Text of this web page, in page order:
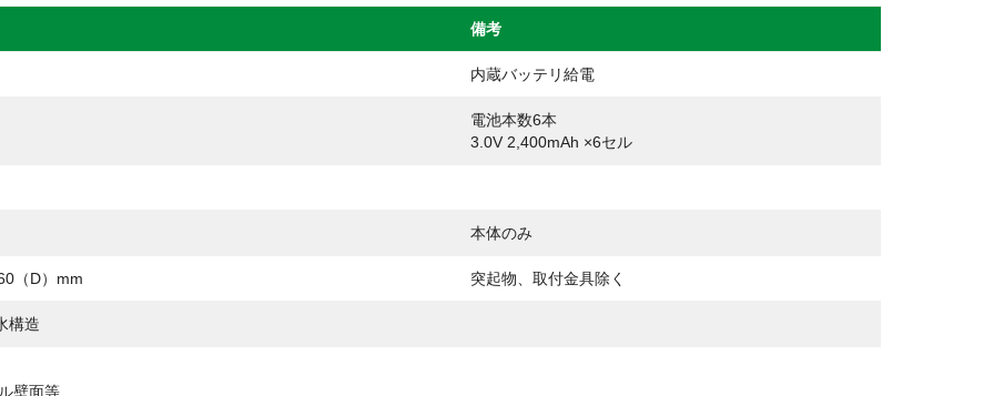
備考
内蔵バッテリ給電
電池本数6本
3.0V 2,400mAh ×6セル
本体のみ
（D）mm 突起物、取付金具除く
構造
壁面等